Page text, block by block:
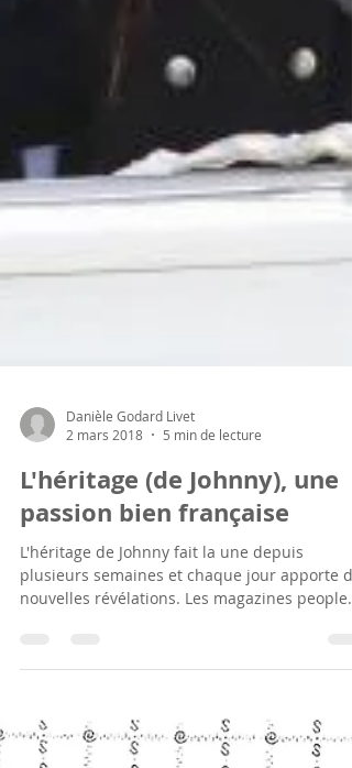
Danièle Godard Livet
2 mars 2018
5 min de lecture
L'héritage (de Johnny), une
passion bien française
nouvelles révélations. Les magazines people